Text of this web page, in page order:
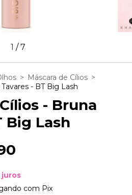
1 /7
> Máscara de Cílios >
- BT Big Lash
- Bruna
Big Lash
juros
com Pix